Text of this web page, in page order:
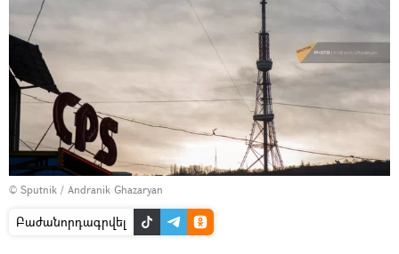
© Sputnik / Andranik Ghazaryan
Բաժանորդագրվել